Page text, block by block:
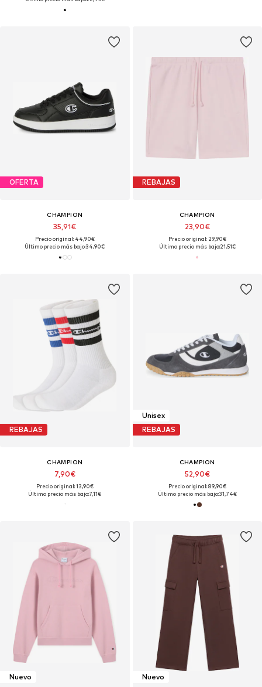
OFERTA
CHAMPION
35,91€
Precio original: 44,90€
Último precio más bajo:34,90€
REBAJAS
CHAMPION
23,90€
Precio original: 29,90€
Último precio más bajo:21,51€
REBAJAS
CHAMPION
7,90€
Precio original: 13,90€
Último precio más bajo:7,11€
Unisex
REBAJAS
CHAMPION
52,90€
Precio original: 89,90€
Último precio más bajo:31,74€
Nuevo Nuevo